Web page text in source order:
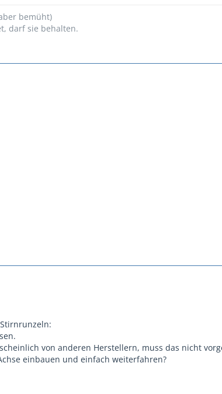
bemüht)
darf sie behalten.
von anderen Herstellern, muss das nicht
einbauen und einfach weiterfahren?